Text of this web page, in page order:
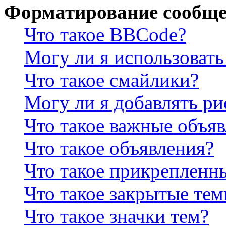
Форматирование
Что такое BBCode?
Могу ли я
Что такое смайлики?
Могу ли я добавлять
Что такое важные
Что такое объявления?
Что такое
Что такое закрытые
Что такое значки тем?